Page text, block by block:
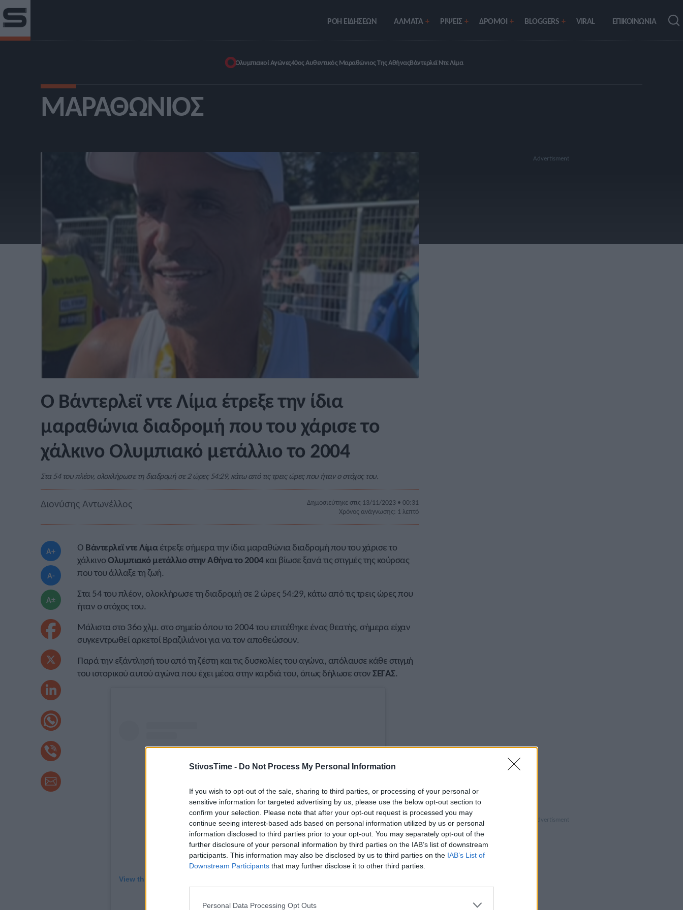
StivosTime - Do Not Process My Personal Information
If you wish to opt-out of the sale, sharing to third parties, or processing of your personal or
sensitive information for targeted advertising by us, please use the below opt-out section to
confirm your selection. Please note that after your opt-out request is processed you may
continue seeing interest-based ads based on personal information utilized by us or personal
information disclosed to third parties prior to your opt-out. You may separately opt-out of the
further disclosure of your personal information by third parties on the IAB’s list of downstream
participants. This information may also be disclosed by us to third parties on the IAB’s List of
Downstream Participants that may further disclose it to other third parties.
Personal Data Processing Opt Outs
ΡΟΗ ΕΙΔΗΣΕΩΝ ΑΛΜΑΤΑ ΡIΨΕΙΣ ΔΡΟΜΟΙ BLOGGERS VIRAL ΕΠΙΚΟΙΝΩΝΙΑ
Ολυμπιακοί Αγώνες40ος Αυθεντικός Μαραθώνιος Της ΑθήναςΒάντερλεϊ Ντε Λίμα
ΜΑΡΑΘΏΝΙΟΣ
Ο Βάντερλεϊ ντε Λίμα έτρεξε την ίδια
μαραθώνια διαδρομή που του χάρισε το
χάλκινο Ολυμπιακό μετάλλιο το 2004
Στα 54 του πλέον, ολοκλήρωσε τη διαδρομή σε 2 ώρες 54:29, κάτω από τις τρεις ώρες που ήταν ο στόχος του.
Διονύσης Αντωνέλλος
Δημοσιεύτηκε στις 13/11/2023 • 00:31
Χρόνος ανάγνωσης: 1 λεπτό
A+
A-
A±
Ο Βάντερλεϊ ντε Λίμαέτρεξε σήμερα την ίδια μαραθώνια διαδρομή που του χάρισε το
χάλκινοΟλυμπιακό μετάλλιο στην Αθήνα το 2004 και βίωσε ξανά τις στιγμές της κούρσας
που του άλλαξε τη ζωή.
Στα 54 του πλέον, ολοκλήρωσε τη διαδρομή σε 2 ώρες 54:29, κάτω από τις τρεις ώρες που
ήταν ο στόχος του.
Μάλιστα στο 36ο χλμ. στο σημείο όπου το 2004 του επιτέθηκε ένας θεατής, σήμερα είχαν
συγκεντρωθεί αρκετοί Βραζιλιάνοι για να τον αποθεώσουν.
Παρά την εξάντλησή του από τη ζέστη και τις δυσκολίες του αγώνα, απόλαυσε κάθε στιγμή
του ιστορικού αυτού αγώνα που έχει μέσα στην καρδιά του, όπως δήλωσε στονΣΕΓΑΣ.
View this post on Instagram